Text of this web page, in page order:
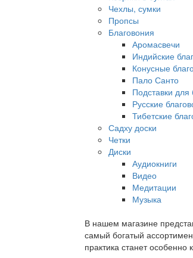
Чехлы, сумки
Пропсы
Благовония
Аромасвечи
Индийские
Конусные
Пало Санто
Подставки для
Русские
Тибетские
Садху доски
Четки
Диски
Аудиокниги
Видео
Медитации
Музыка
В нашем магазине
самый богатый
практика станет особенно